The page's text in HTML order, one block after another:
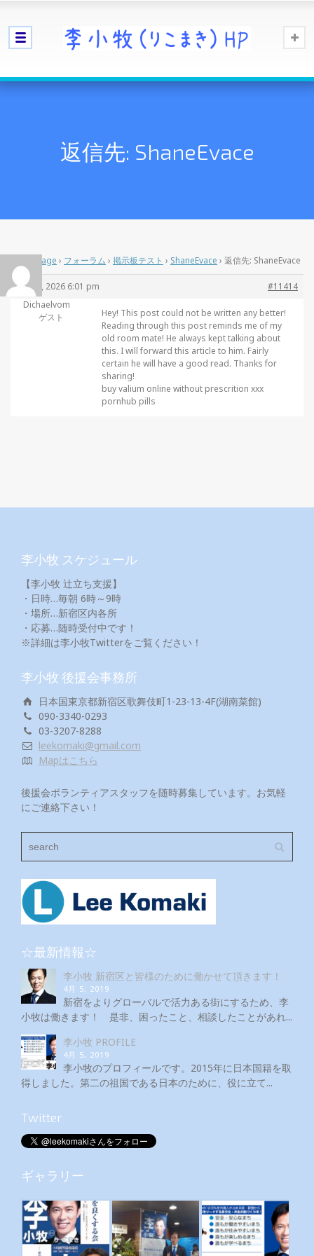
返信先: ShaneEvace
Home Page › フォーラム › 掲示板テスト › ShaneEvace › 返信先: ShaneEvace
4月 13, 2026 6:01 pm
#11414
Dichaelvom
ゲスト
Hey! This post could not be written any better!
Reading through this post reminds me of my
old room mate! He always kept talking about
this. I will forward this article to him. Fairly
certain he will have a good read. Thanks for
sharing!
buy valium online without prescrition xxx
pornhub pills
李小牧 スケジュール
【李小牧 辻立ち支援】
・日時…毎朝 6時～9時
・場所…新宿区内各所
・応募…随時受付中です！
※詳細は李小牧Twitterをご覧ください！
李小牧 後援会事務所
日本国東京都新宿区歌舞伎町1-23-13-4F(湖南菜館)
090-3340-0293
03-3207-8288
leekomaki@gmail.com
Mapはこちら
後援会ボランティアスタッフを随時募集しています。お気軽
にご連絡下さい！
☆最新情報☆
李小牧 新宿区と皆様のために働かせて頂きます！
4月 5, 2019
新宿をよりグローバルで活力ある街にするため、李
小牧は働きます！ 是非、困ったこと、相談したことがあれ...
李小牧 PROFILE
4月 5, 2019
李小牧のプロフィールです。2015年に日本国籍を取
得しました。第二の祖国である日本のために、役に立て...
Twitter
ギャラリー